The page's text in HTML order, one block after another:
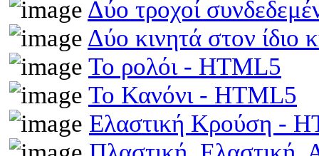
Δύο τροχοί
Δύο κινητά στον
Το ρολόι - HTML5
Το Κανόνι - HTML5
Ελαστική Κρούση -